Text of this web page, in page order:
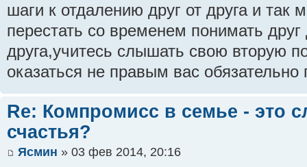
шаги к отдалению друг от друга и так
перестать со временем понимать
друга,учитесь слышать свою вторую
оказаться не правым вас обязательно
Re: Компромисс в семье - это
счастья?
Ясмин » 03 фев 2014, 20:16